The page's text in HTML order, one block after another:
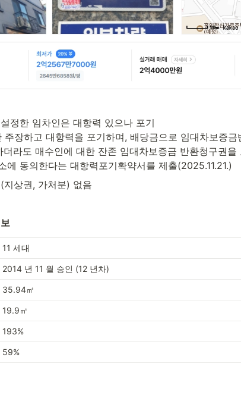
정한 임차인은 대항력 있으나 포기
주장하고 대항력을 포기하며, 배당금으로 임대차보증금
라도 매수인에 대한 잔존 임대차보증금 반환청구권을
에 동의한다는 대항력포기확약서를 제출(2025.11.21.)
지상권, 가처분) 없음
11 세대
2014 년 11 월 승인 (12 년차)
35.94㎡
19.9㎡
193%
59%